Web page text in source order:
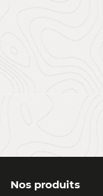
Nos produits